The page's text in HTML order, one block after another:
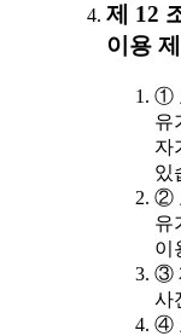
제 12
이용
①
유
자
있
②
유
이
③
사
④